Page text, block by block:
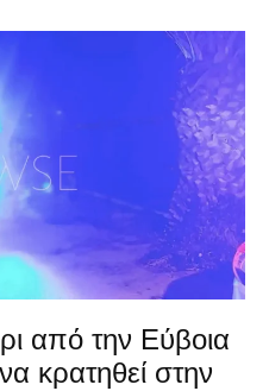
από την Εύβοια
κρατηθεί στην